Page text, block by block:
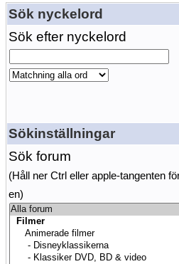
Sök nyckelord
Sök efter nyckelord
Sökinställningar
Sök forum
(Håll ner Ctrl eller apple-tangenten
en)